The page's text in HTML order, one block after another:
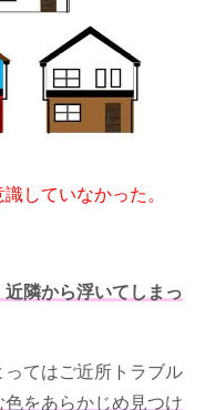
していなかった。
近隣から浮いてしまっ
てはご近所トラブル
をあらかじめ見つけ